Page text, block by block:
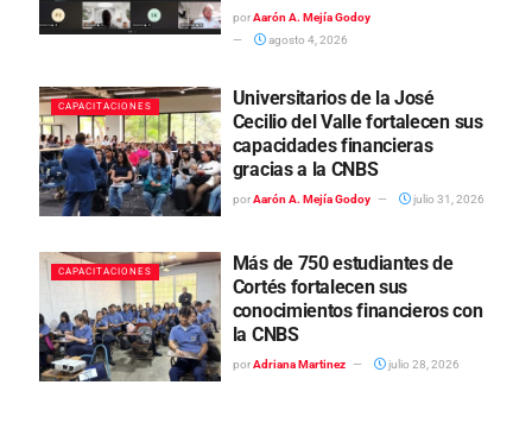
por Aarón A. Mejía Godoy
agosto 4, 2026
CAPACITACIONES
Universitarios de la José
Cecilio del Valle fortalecen sus
capacidades financieras
gracias a la CNBS
por Aarón A. Mejía Godoy julio 31, 2026
CAPACITACIONES
Más de 750 estudiantes de
Cortés fortalecen sus
conocimientos financieros con
la CNBS
por Adriana Martinez julio 28, 2026